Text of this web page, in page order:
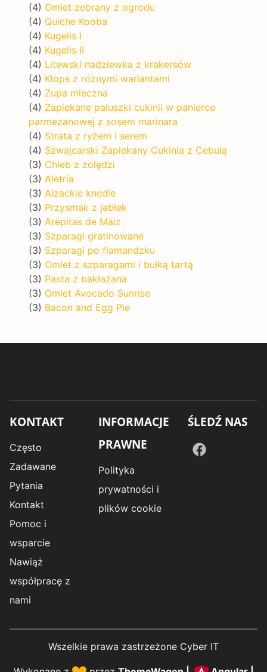
(4) Omlet zebrany z ogrodu
(4) Quiche Kooba
(4) Kugelis I
(4) Kugelis II
(4) Litewski nadziewka z krakersów
(4) Klops z różnymi wariantami
(4) Zupa mleczna
(4) Zapiekane paluszki cukinii w panierce
parmezanowej z sosem marinara
(4) Strata z ryżem i serem
(4) Szwajcarski Zapiekany Cukinia z Cebulą
(3) Chleb z żołędzi
(3) Aletria
(3) Alzackie knedle
(3) Przysmak z jabłek
(3) Arepitas de Maiz
(3) Szparagi gratinowane
(3) Szparagi po flamandzku
(3) Omlet z szparagami i bułką tartą
(3) Pasta z bakłażana
(3) Omlet Avocado Sunrise
(3) Bacon and Egg Pie
KONTAKT
Często
Zadawane
Pytania
Kontakt
Pomoc i
wsparcie
Nawiąż
współpracę z
nami
INFORMACJE
PRAWNE
Polityka
prywatności i
plików cookie
ŚLEDŹ NAS
Wszelkie prawa zastrzeżone Cyber IT